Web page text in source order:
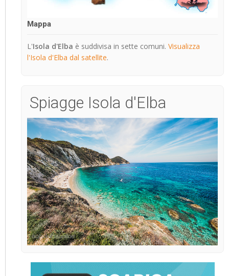
Mappa
L'Isola d'Elba è suddivisa in sette comuni. Visualizza
l'Isola d'Elba dal satellite.
Spiagge Isola d'Elba